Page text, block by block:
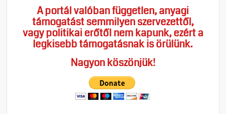
A portál valóban független, anyagi
támogatást semmilyen szervezettől,
vagy politikai erőtől nem kapunk, ezért a
legkisebb támogatásnak is örülünk.
Nagyon köszönjük!